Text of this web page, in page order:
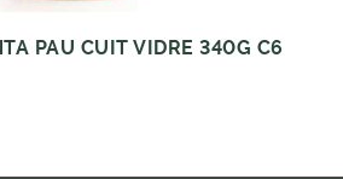
PAU CUIT VIDRE 340G C6